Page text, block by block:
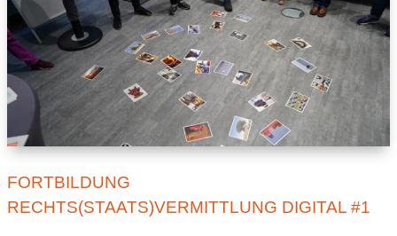
FORTBILDUNG
RECHTS(STAATS)VERMITTLUNG DIGITAL #1